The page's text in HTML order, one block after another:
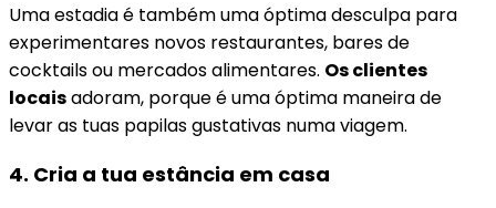
Uma estadia é também uma óptima desculpa para
experimentares novos restaurantes, bares de
cocktails ou mercados alimentares. Os clientes
locaisadoram, porque é uma óptima maneira de
levar as tuas papilas gustativas numa viagem.
4. Cria a tua estância em casa